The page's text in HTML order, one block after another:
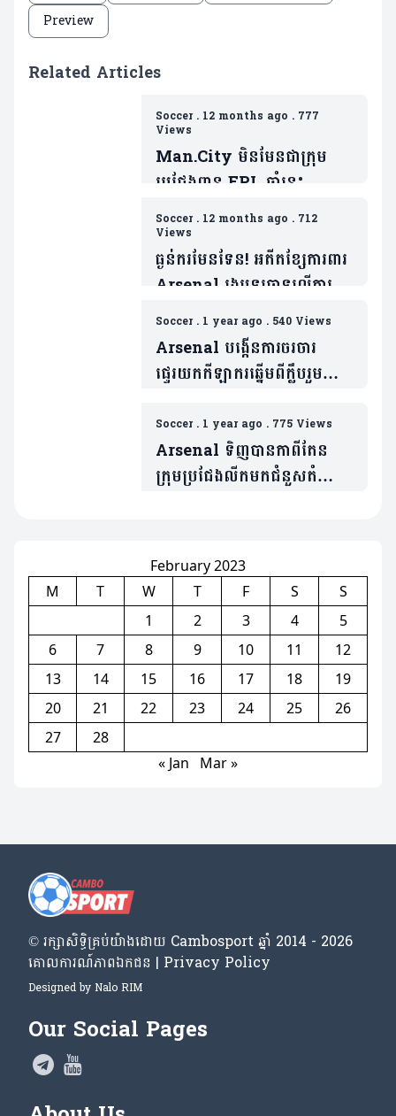
Preview
Related Articles
Soccer. 12 months ago . 777
Views
Man.City មិនមែនជាក្រុម
ប្រជែងពាន EPL ឆ្នាំនេះ
ដោយសារគ្មានវត្តមានកីឡាករ
សំខាន់រូបនេះ(មាន២វីដេអូ)
Soccer. 12 months ago . 712
Views
ធ្ងន់ករមែនទែន! អតីតខ្សែការពារ
Arsenal រងបទចោទលើការ
រំលោភសេពសន្ធវៈ ៦ករណី
Soccer. 1 year ago . 540 Views
Arsenal បង្កើនការចរចារ
ផ្ទេរយកកីឡាករឆ្នើមពីក្លឹបរួម
Soccer. 1 year ago . 775 Views
Arsenal ទិញបានកាពីតែន
ក្រុមប្រជែងលីកមកជំនួសតំណែង
February 2023
M
T W T F S
S
1
2 3 4
5
6
7 8 9 10 11
12
13
14 15 16 17 18
19
20
21 22 23 24 25
26
27
28
« Jan
Mar »
© រក្សា​សិទ្ធិ​គ្រប់​យ៉ាង​ដោយ​ Cambosport ឆ្នាំ 2014 - 2026
គោលការណ៍​ភាព​ឯកជន | Privacy Policy
Designed by Nalo RIM
Our Social Pages